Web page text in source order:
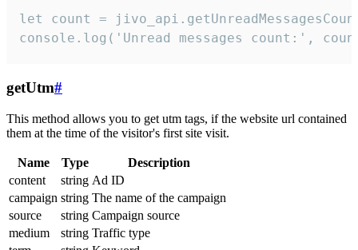
let count =
console.log('Unread messages count:',
getUtm#
This method allows you to get utm tags, if the website url contained
them at the time of the visitor's first site visit.
Name Type
Description
content
string Ad ID
campaign string The name of the campaign
source
string Campaign source
medium
string Traffic type